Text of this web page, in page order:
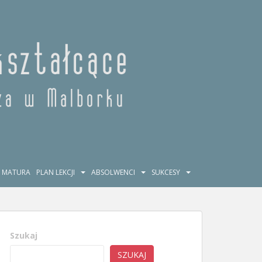
MATURA PLAN LEKCJI ABSOLWENCI SUKCESY
Szukaj
SZUKAJ